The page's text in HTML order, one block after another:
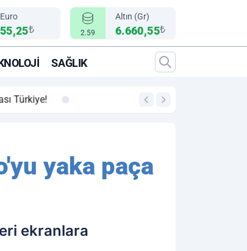
Euro
55,25₺ 2.59
Altın (Gr)
6.660,55₺
SAĞLIK
00:12
yaka paça
ekranlara